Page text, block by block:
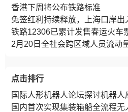
香港下周将公布铁路标准
免签红利持续释放，上海口岸
铁路12306已累计发售春运火车
2月20日全社会跨区域人员流动
点击排行
国际人形机器人论坛探讨机器人
国内首次实现集装箱船全流程无